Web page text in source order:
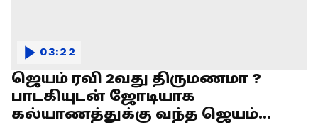
ஜெயம் ரவி 2வது திருமணமா ?
பாடகியுடன் ஜோடியாக
கல்யாணத்துக்கு வந்த ஜெயம்
03:22